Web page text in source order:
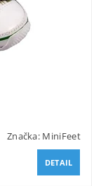
Značka: MiniFeet
DETAIL